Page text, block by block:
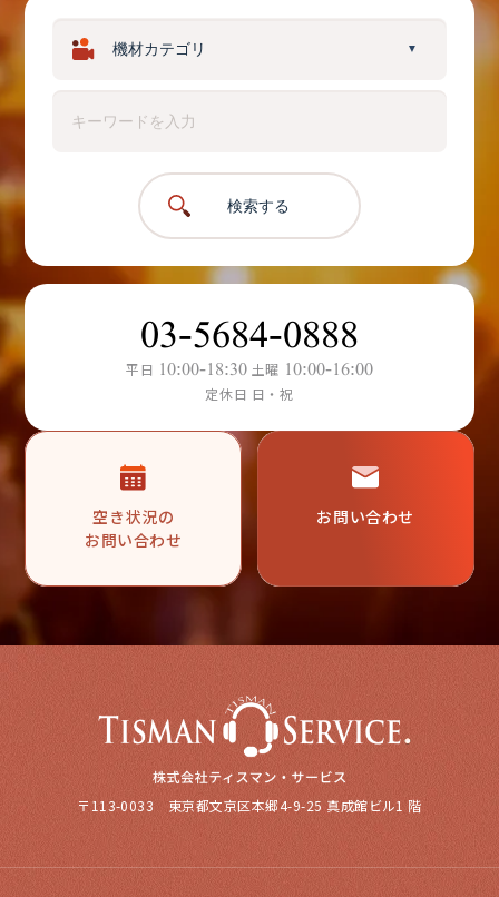
▼
検索する
03-5684-0888
平日 10:00-18:30 土曜 10:00-16:00
定休日 日・祝
空き状況の
お問い合わせ
お問い合わせ
〒113-0033 東京都文京区本郷4-9-25 真成館ビル1 階